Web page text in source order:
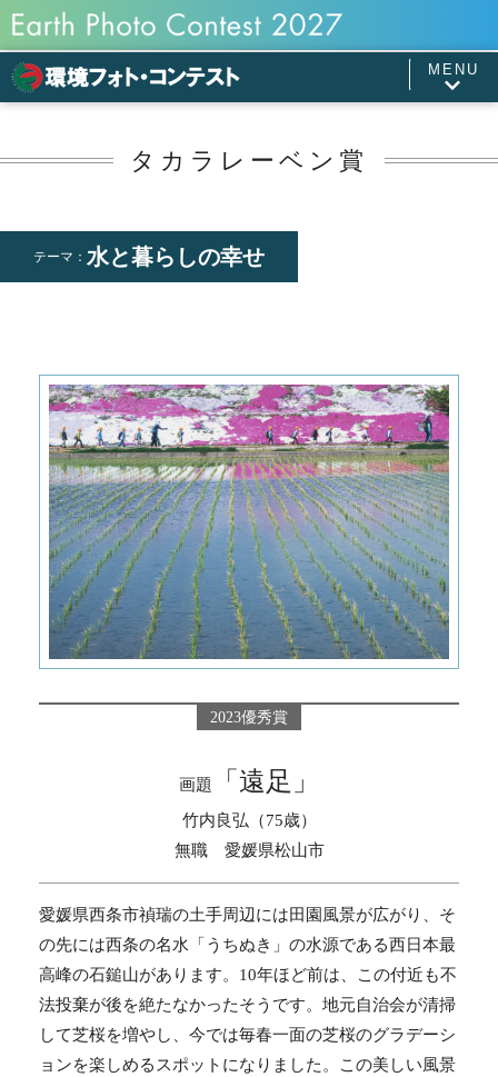
MENU
タカラレーベン賞
テーマ： 水と暮らしの幸せ
2023優秀賞
画題 「遠足」
竹内良弘（75歳）
無職 愛媛県松山市
愛媛県西条市禎瑞の土手周辺には田園風景が広がり、そ
の先には西条の名水「うちぬき」の水源である西日本最
高峰の石鎚山があります。10年ほど前は、この付近も不
法投棄が後を絶たなかったそうです。地元自治会が清掃
して芝桜を増やし、今では毎春一面の芝桜のグラデーシ
ョンを楽しめるスポットになりました。この美しい風景